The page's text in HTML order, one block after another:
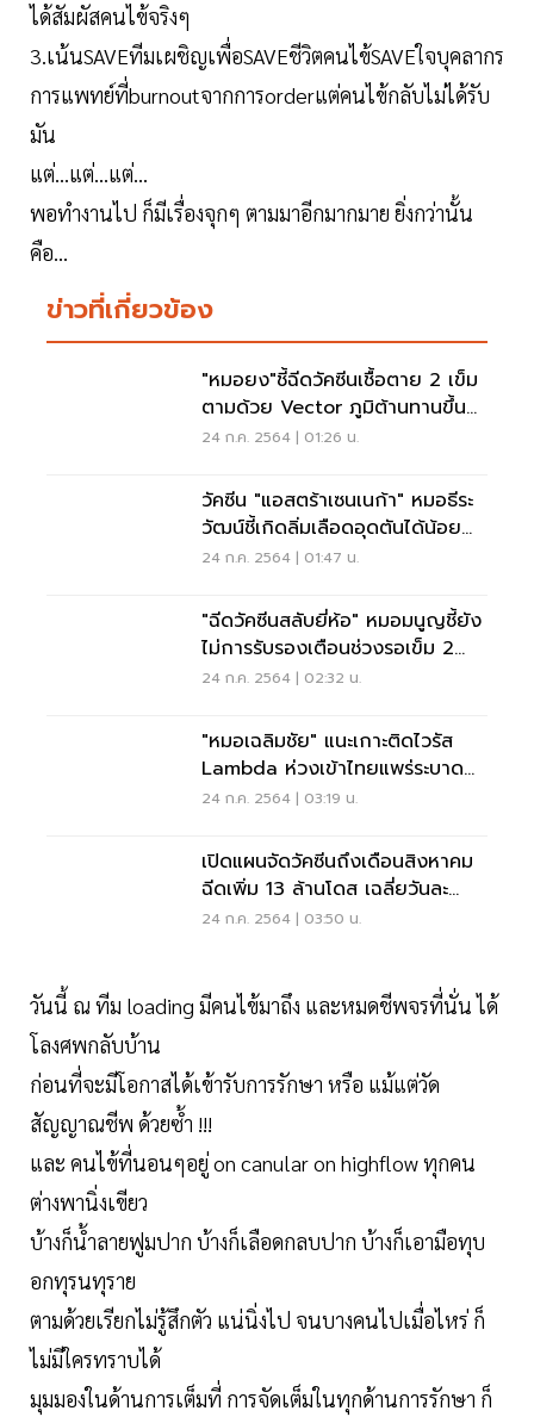
ได้สัมผัสคนไข้จริงๆ
3.เน้นSAVEทีมเผชิญเพื่อSAVEชีวิตคนไข้SAVEใจบุคลากร
การแพทย์ที่burnoutจากการorderแต่คนไข้กลับไม่ได้รับ
มัน
แต่…แต่…แต่…
พอทำงานไป ก็มีเรื่องจุกๆ ตามมาอีกมากมาย ยิ่งกว่านั้น
คือ…
ข่าวที่เกี่ยวข้อง
"หมอยง"ชี้ฉีดวัคซีนเชื้อตาย 2 เข็ม
ตามด้วย Vector ภูมิต้านทานขึ้น
1หมื่นหน่วย สูงกว่า MRNA
24 ก.ค. 2564 | 01:26 น.
วัคซีน "แอสตร้าเซนเนก้า" หมอธีระ
วัฒน์ชี้เกิดลิ่มเลือดอุดตันได้น้อย
มาก
24 ก.ค. 2564 | 01:47 น.
"ฉีดวัคซีนสลับยี่ห้อ" หมอมนูญชี้ยัง
ไม่การรับรองเตือนช่วงรอเข็ม 2
อันตราย
24 ก.ค. 2564 | 02:32 น.
"หมอเฉลิมชัย" แนะเกาะติดไวรัส
Lambda ห่วงเข้าไทยแพร่ระบาด
เร็วเหมือนเดลตา
24 ก.ค. 2564 | 03:19 น.
เปิดแผนจัดวัคซีนถึงเดือนสิงหาคม
ฉีดเพิ่ม 13 ล้านโดส เฉลี่ยวันละ
2.95 แสนโดส
24 ก.ค. 2564 | 03:50 น.
วันนี้ ณ ทีม loading มีคนไข้มาถึง และหมดชีพจรที่นั่น ได้
โลงศพกลับบ้าน
ก่อนที่จะมีโอกาสได้เข้ารับการรักษา หรือ แม้แต่วัด
สัญญาณชีพ ด้วยซ้ำ !!!
และ คนไข้ที่นอนๆอยู่ on canular on highflow ทุกคน
ต่างพานิ่งเขียว
บ้างก็น้ำลายฟูมปาก บ้างก็เลือดกลบปาก บ้างก็เอามือทุบ
อกทุรนทุราย
ตามด้วยเรียกไม่รู้สึกตัว แน่นิ่งไป จนบางคนไปเมื่อไหร่ ก็
ไม่มีใครทราบได้
มุมมองในด้านการเต็มที่ การจัดเต็มในทุกด้านการรักษา ก็